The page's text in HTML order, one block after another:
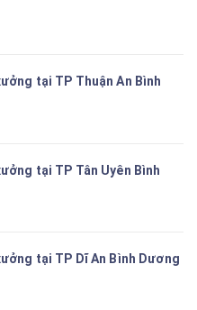
tại TP Thuận An Bình
tại TP Tân Uyên Bình
tại TP Dĩ An Bình Dương